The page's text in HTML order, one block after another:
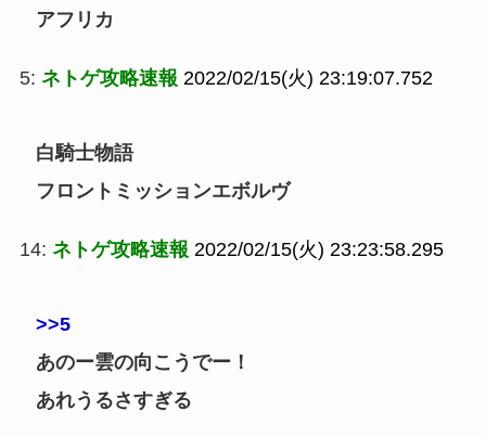
アフリカ
5: ネトゲ攻略速報 2022/02/15(火) 23:19:07.752
白騎士物語
フロントミッションエボルヴ
14: ネトゲ攻略速報 2022/02/15(火) 23:23:58.295
>>5
あのー雲の向こうでー！
あれうるさすぎる